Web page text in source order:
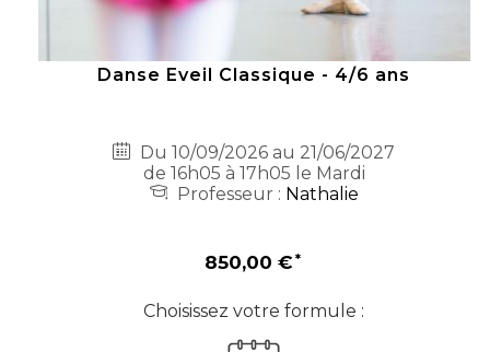
Danse Eveil Classique - 4/6 ans
Du 10/09/2026 au 21/06/2027
de 16h05 à 17h05 le Mardi
Professeur : Nathalie
850,00 €
Choisissez votre formule :